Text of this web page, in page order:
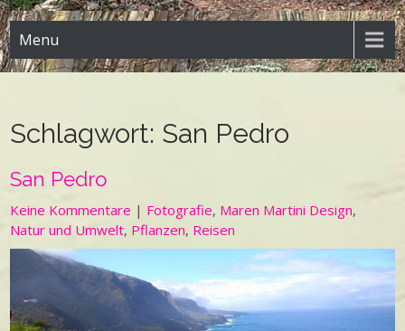
Menu
Schlagwort: San Pedro
San Pedro
Keine Kommentare | Fotografie, Maren Martini Design,
Natur und Umwelt, Pflanzen, Reisen